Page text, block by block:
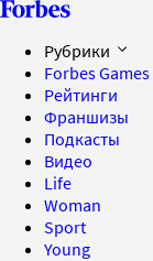
Рубрики
Forbes Games
Рейтинги
Франшизы
Подкасты
Видео
Life
Woman
Sport
Young